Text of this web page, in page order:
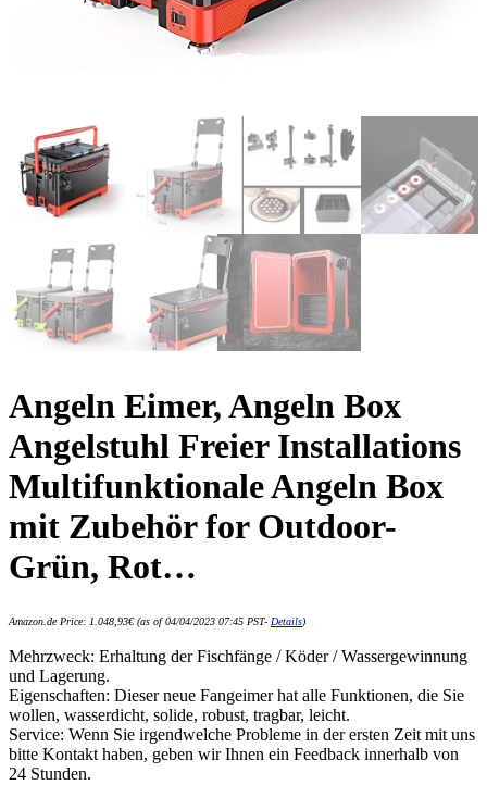
Angeln Eimer, Angeln Box
Angelstuhl Freier Installations
Multifunktionale Angeln Box
mit Zubehör for Outdoor-
Grün, Rot…
Amazon.de Price: 1.048,93€(as of 04/04/2023 07:45 PST- Details)
Mehrzweck: Erhaltung der Fischfänge / Köder / Wassergewinnung
und Lagerung.
Eigenschaften: Dieser neue Fangeimer hat alle Funktionen, die Sie
wollen, wasserdicht, solide, robust, tragbar, leicht.
Service: Wenn Sie irgendwelche Probleme in der ersten Zeit mit uns
bitte Kontakt haben, geben wir Ihnen ein Feedback innerhalb von
24 Stunden.